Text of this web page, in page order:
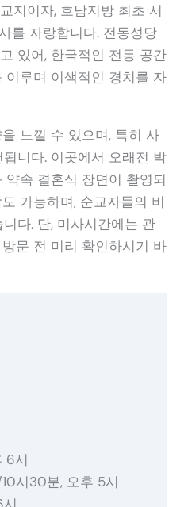
지이자, 호남지방 최초 서
를 자랑합니다. 전동성당
있어, 한국적인 전통 공간
이루며 이색적인 경치를 자
느낄 수 있으며, 특히 사
니다. 이곳에서 오래전 박
약속 결혼식 장면이 촬영되
가능하며, 순교자들의 비
다. 단, 미사시간에는 관
문 전 미리 확인하시기 바
6시
시30분, 오후 5시